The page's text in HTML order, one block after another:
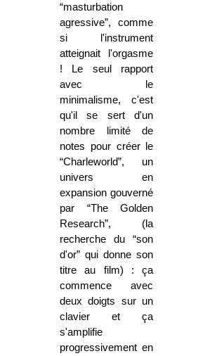
“masturbation
agressive”, comme
si l'instrument
atteignait l'orgasme
! Le seul rapport
avec le
minimalisme, c'est
qu'il se sert d'un
nombre limité de
notes pour créer le
“Charleworld”, un
univers en
expansion gouverné
par “The Golden
Research”, (la
recherche du “son
d'or” qui donne son
titre au film) : ça
commence avec
deux doigts sur un
clavier et ça
s'amplifie
progressivement en